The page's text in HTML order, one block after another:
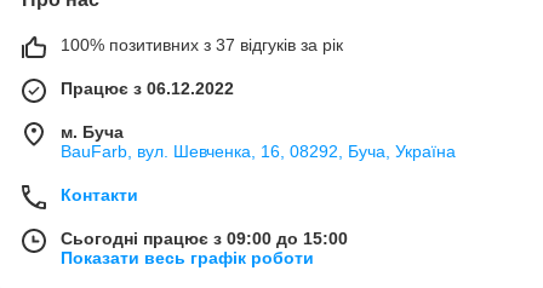
100% позитивних з 37 відгуків за рік
Працює з 06.12.2022
м. Буча
BauFarb, вул. Шевченка, 16, 08292, Буча, Україна
Контакти
Сьогодні працює з 09:00 до 15:00
Показати весь графік роботи